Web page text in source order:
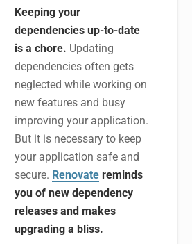
Keeping your
dependencies up-to-date
is a chore. Updating
dependencies often gets
neglected while working on
new features and busy
improving your application.
But it is necessary to keep
your application safe and
secure. Renovatereminds
you of new dependency
releases and makes
upgrading a bliss.